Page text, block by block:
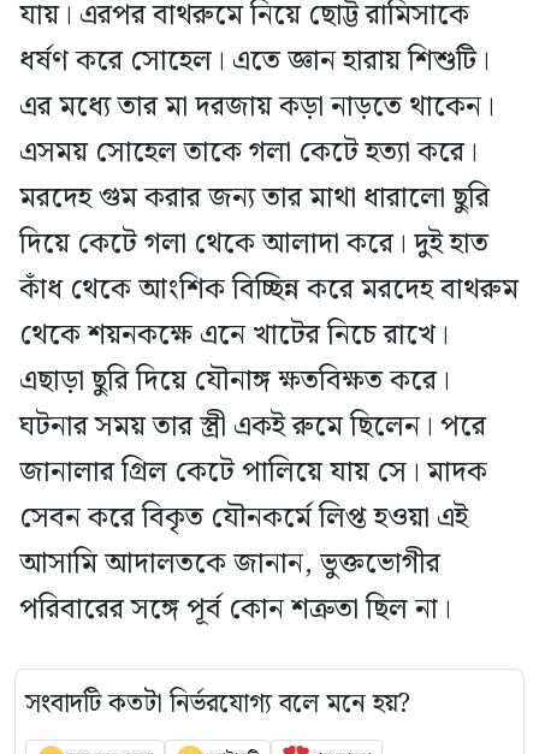
যায়। এরপর বাথরুমে নিয়ে ছোট্ট রামিসাকে
ধর্ষণ করে সোহেল। এতে জ্ঞান হারায় শিশুটি।
এর মধ্যে তার মা দরজায় কড়া নাড়তে থাকেন।
এসময় সোহেল তাকে গলা কেটে হত্যা করে।
মরদেহ গুম করার জন্য তার মাথা ধারালো ছুরি
দিয়ে কেটে গলা থেকে আলাদা করে। দুই হাত
কাঁধ থেকে আংশিক বিচ্ছিন্ন করে মরদেহ বাথরুম
থেকে শয়নকক্ষে এনে খাটের নিচে রাখে।
এছাড়া ছুরি দিয়ে যৌনাঙ্গ ক্ষতবিক্ষত করে।
ঘটনার সময় তার স্ত্রী একই রুমে ছিলেন। পরে
জানালার গ্রিল কেটে পালিয়ে যায় সে। মাদক
সেবন করে বিকৃত যৌনকর্মে লিপ্ত হওয়া এই
আসামি আদালতকে জানান, ভুক্তভোগীর
পরিবারের সঙ্গে পূর্ব কোন শত্রুতা ছিল না।
সংবাদটি কতটা নির্ভরযোগ্য বলে মনে হয়?